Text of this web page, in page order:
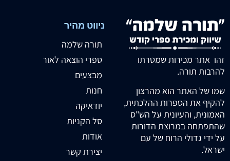
זהו אתר מכירות שמטרתו
להרבות תורה.
שמו של האתר הוא מהרצון
להקיף את הספרות ההלכתית,
האמונית, והעיונית על הש"ס
שהתפתחה במרוצת הדורות
על ידי גדולי הרוח של עם
ישראל.
ניווט מהיר
תורה שלמה
ספרי הוצאה לאור
מבצעים
חנות
יודאיקה
סל הקניות
אודות
יצירת קשר